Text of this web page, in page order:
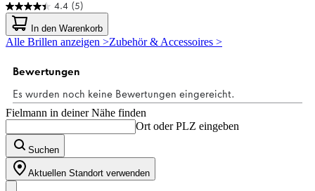
4.4 (5)
4.4
von
5
Sternen.
Bewertungen
In den Warenkorb
Alle Brillen anzeigen >Zubehör & Accessoires >
Fielmann in deiner Nähe finden
Ort oder PLZ eingeben
Suchen
Aktuellen Standort verwenden